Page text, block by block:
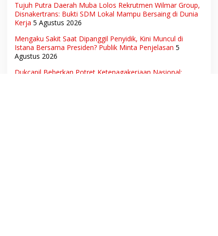
Tujuh Putra Daerah Muba Lolos Rekrutmen Wilmar Group,
Disnakertrans: Bukti SDM Lokal Mampu Bersaing di Dunia
Kerja 5 Agustus 2026
Mengaku Sakit Saat Dipanggil Penyidik, Kini Muncul di
Istana Bersama Presiden? Publik Minta Penjelasan 5
Agustus 2026
Dukcapil Beberkan Potret Ketenagakerjaan Nasional: